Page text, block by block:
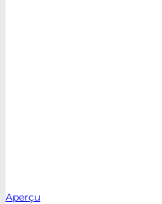
Aperçu